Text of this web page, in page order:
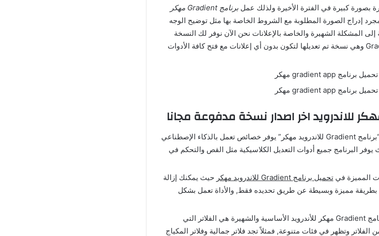
كبيرة في الفترة الأخيرة ولذلك عمل برنامج Gradient مهكر
إدراج الصورة المطلوبة مع الشروط الخاصة بها مثل توضيح الوجه
إلى المشكلة الشهيرة والخاصة بالإعلانات نحن الآن نوفر لك النسخة
المهكرة من تطبيق Gradient Photo Editor وهي نسخة تم تعديلها لتكون بدون أي إعلانات مع فتح كافة الأدوات
قد يظن البعض أن “برنامج Gradient للاندرويد مهكر” يوفر خصائص تعمل بالذكاء الإصطناعي
البرنامج جميع أدوات التعديل الكلاسيكية مثل القص والتحكم في
المميزة في تحميل برنامج Gradient للاندرويد مهكر
حيث يمكنك إزالة
مميزة وبسيطة عن طريق تحديده فقط, والأداة تعمل بشكل
قد تكون ميزة برنامج Gradient مهكر للأندرويد الأساسية والشهيرة هي الفلاتر التي
وتظهر في فئات متنوعة, فمثلاً تجد فلاتر جمالية وفلاتر المكياج